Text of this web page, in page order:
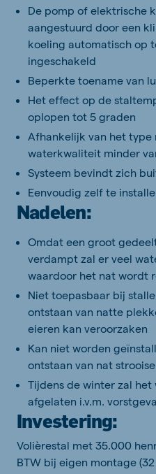
De pomp of elektrische
aangestuurd door een
koeling automatisch op
ingeschakeld
Beperkte toename van
Het effect op de
oplopen tot 5 graden
Afhankelijk van het type
waterkwaliteit minder
Systeem bevindt zich
Eenvoudig zelf te
Nadelen:
Omdat een groot
verdampt zal er veel
waardoor het nat wordt
Niet toepasbaar bij
ontstaan van natte
eieren kan veroorzaken
Kan niet worden
ontstaan van nat
Tijdens de winter zal
afgelaten i.v.m.
Investering:
Volièrestal met 35.000
BTW bij eigen montage